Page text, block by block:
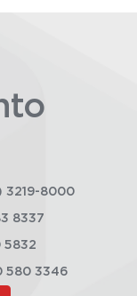
3219-8000
8337
5832
580 3346